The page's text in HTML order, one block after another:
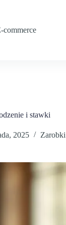
commerce
i stawki
2025 Zarobki